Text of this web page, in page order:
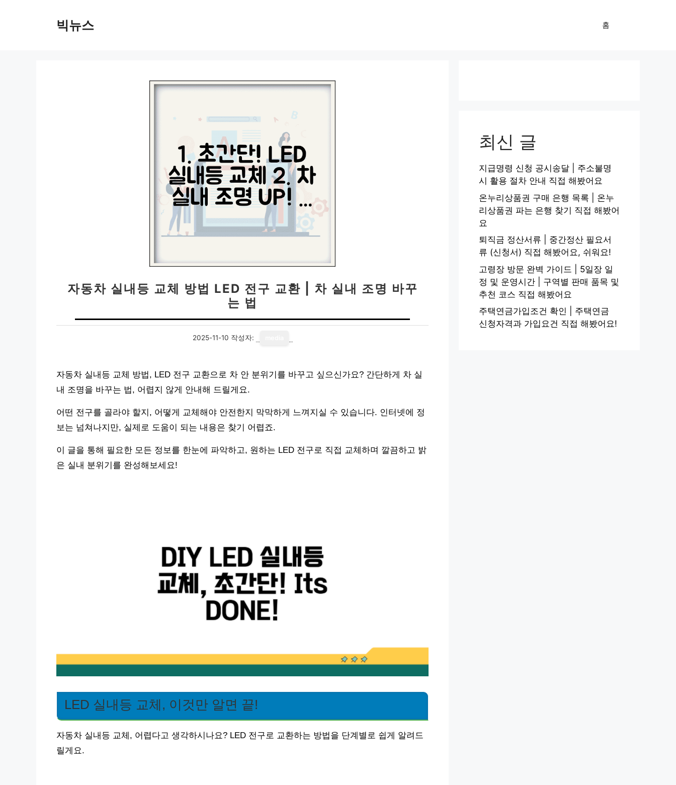
빅뉴스 홈
자동차 실내등 교체 방법 LED 전구 교환 | 차 실내 조명 바꾸
는 법
2025-11-10 작성자:
자동차 실내등 교체 방법, LED 전구 교환으로 차 안 분위기를 바꾸고 싶으신가요? 간단하게 차 실
내 조명을 바꾸는 법, 어렵지 않게 안내해 드릴게요.
어떤 전구를 골라야 할지, 어떻게 교체해야 안전한지 막막하게 느껴지실 수 있습니다. 인터넷에 정
보는 넘쳐나지만, 실제로 도움이 되는 내용은 찾기 어렵죠.
이 글을 통해 필요한 모든 정보를 한눈에 파악하고, 원하는 LED 전구로 직접 교체하며 깔끔하고 밝
은 실내 분위기를 완성해보세요!
LED 실내등 교체, 이것만 알면 끝!
자동차 실내등 교체, 어렵다고 생각하시나요? LED 전구로 교환하는 방법을 단계별로 쉽게 알려드
릴게요.
최신 글
지급명령 신청 공시송달 | 주소불명
시 활용 절차 안내 직접 해봤어요
온누리상품권 구매 은행 목록 | 온누
리상품권 파는 은행 찾기 직접 해봤어
요
퇴직금 정산서류 | 중간정산 필요서
류 (신청서) 직접 해봤어요, 쉬워요!
고령장 방문 완벽 가이드 | 5일장 일
정 및 운영시간 | 구역별 판매 품목 및
추천 코스 직접 해봤어요
주택연금가입조건 확인 | 주택연금
신청자격과 가입요건 직접 해봤어요!